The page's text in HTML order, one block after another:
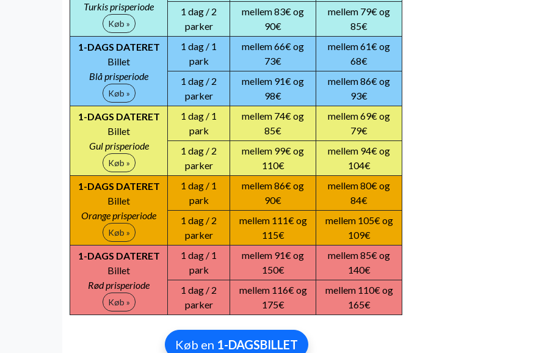
Turkis prisperiode
Køb »
1 dag / 2
parker
mellem 83€ og
90€
mellem 79€ og
85€
1-DAGS DATERET
Billet
Blå prisperiode
Køb »
1 dag / 1
park
mellem 66€ og
73€
mellem 61€ og
68€
1 dag / 2
parker
mellem 91€ og
98€
mellem 86€ og
93€
1-DAGS DATERET
Billet
Gul prisperiode
Køb »
1 dag / 1
park
mellem 74€ og
85€
mellem 69€ og
79€
1 dag / 2
parker
mellem 99€ og
110€
mellem 94€ og
104€
1-DAGS DATERET
Billet
Orange prisperiode
Køb »
1 dag / 1
park
mellem 86€ og
90€
mellem 80€ og
84€
1 dag / 2
parker
mellem 111€ og
115€
mellem 105€ og
109€
1-DAGS DATERET
Billet
Rød prisperiode
Køb »
1 dag / 1
park
mellem 91€ og
150€
mellem 85€ og
140€
1 dag / 2
parker
mellem 116€ og
175€
mellem 110€ og
165€
Køb en 1-DAGSBILLET